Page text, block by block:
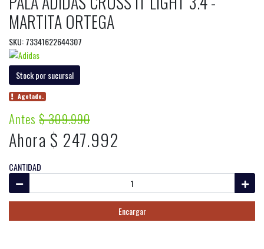
MARTITA ORTEGA
SKU: 73341622644307
Stock por sucursal
Agotado.
Antes$ 309.990
Ahora $ 247.992
CANTIDAD
Encargar